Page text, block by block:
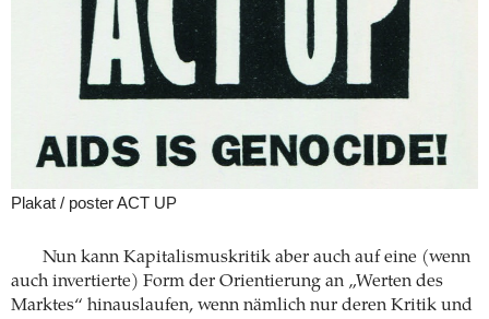
Plakat / poster ACT UP
Nun kann Kapitalismuskritik aber auch auf eine (wenn
auch invertierte) Form der Orientierung an „Werten des
Marktes“ hinauslaufen, wenn nämlich nur deren Kritik und